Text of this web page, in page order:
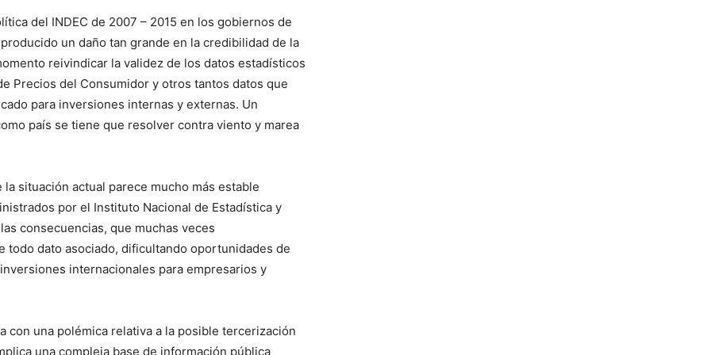
del INDEC de 2007 – 2015 en los gobiernos de
un daño tan grande en la credibilidad de la
reivindicar la validez de los datos estadísticos
Precios del Consumidor y otros tantos datos que
para inversiones internas y externas. Un
país se tiene que resolver contra viento y marea
situación actual parece mucho más estable
por el Instituto Nacional de Estadística y
consecuencias, que muchas veces
todo dato asociado, dificultando oportunidades de
internacionales para empresarios y
con una polémica relativa a la posible tercerización
una compleja base de información pública